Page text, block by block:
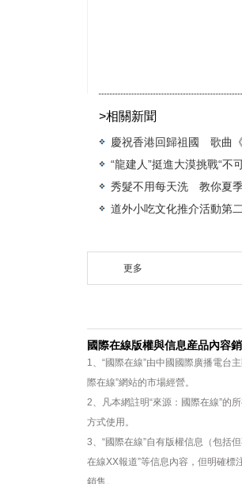
>相關新聞
慶祝香港回歸祖國 歌曲
“龍建人”挺進大漠挑戰“不
秀髮不用每天洗 教你夏
道外小吃文化推介活動第
更多
國際在線版權與信息産品內容
1、“國際在線”由中國國際廣播電台
際在線”網站的市場經營。
2、凡本網註明“來源：國際在線”的
方式使用。
3、“國際在線”自有版權信息（包括
在線XX報道”等信息內容，但明確
銷售。